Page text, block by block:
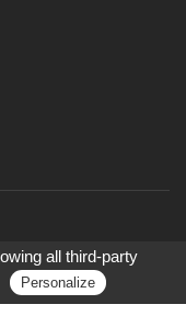
all third-party
Personalize